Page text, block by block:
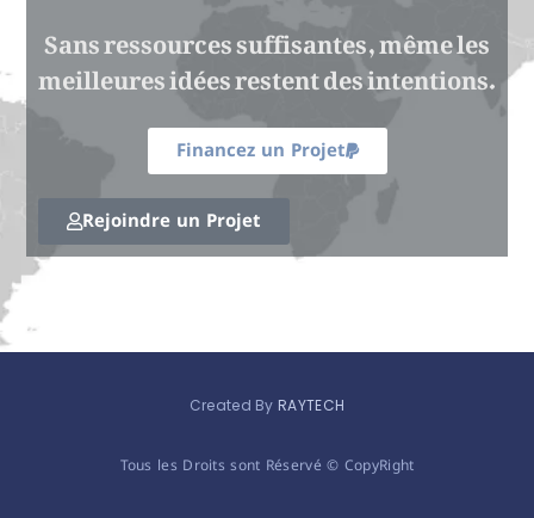
Sans ressources suffisantes, même les
meilleures idées restent des intentions.
Financez un Projet
Rejoindre un Projet
Created By RAYTECH
Tous les Droits sont Réservé © CopyRight